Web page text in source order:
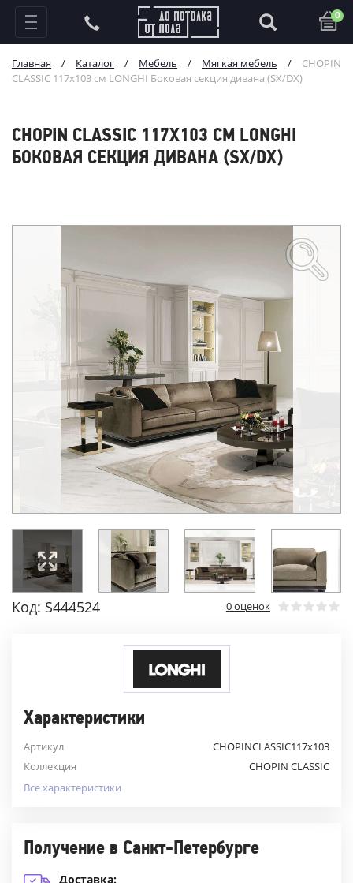
0
Главная / Каталог / Мебель / Мягкая мебель /
CHOPIN
CLASSIC 117х103 см LONGHI Боковая секция дивана (SX/DX)
CHOPIN CLASSIC 117Х103 СМ LONGHI
БОКОВАЯ СЕКЦИЯ ДИВАНА (SX/DX)
Код: S444524 0 оценок
Характеристики
Артикул
CHOPINCLASSIC117х103
Коллекция
CHOPIN CLASSIC
Все характеристики
Получение в Санкт-Петербурге
Доставка: